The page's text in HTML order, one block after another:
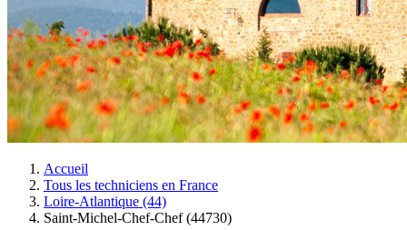
Accueil
Tous les techniciens en France
Loire-Atlantique (44)
Saint-Michel-Chef-Chef (44730)